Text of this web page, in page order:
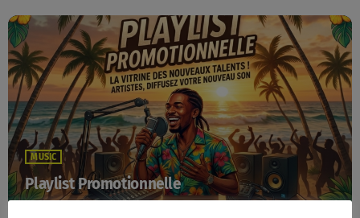
MUSIC
Playlist Promotionnelle
14:00 - 15:00